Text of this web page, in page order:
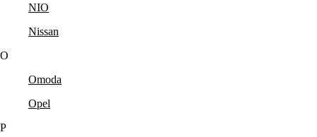
NIO
Nissan
O
Omoda
Opel
P